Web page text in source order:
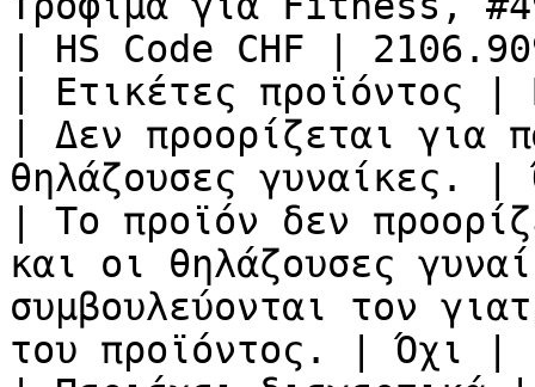
| HS Code CHF |
| Ετικέτες προϊόντος
| Δεν προορίζεται για
θηλάζουσες γυναίκες.
| Το προϊόν δεν
και οι θηλάζουσες
συμβουλεύονται τον
του προϊόντος. | Όχι |